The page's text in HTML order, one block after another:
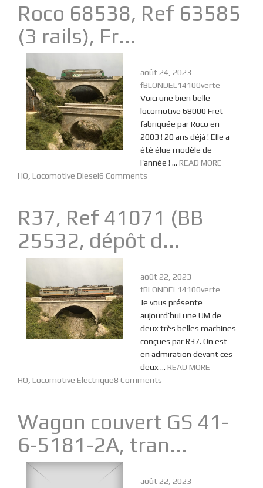
Roco 68538, Ref 63585
(3 rails), Fr...
août 24, 2023
fBLONDEL14100verte
Voici une bien belle
locomotive 68000 Fret
fabriquée par Roco en
2003 ! 20 ans déjà ! Elle a
été élue modèle de
l’année ! ... READ MORE
HO Locomotive Diesel6 Comments
R37, Ref 41071 (BB
25532, dépôt d...
août 22, 2023
fBLONDEL14100verte
Je vous présente
aujourd’hui une UM de
deux très belles machines
conçues par R37. On est
en admiration devant ces
deux ... READ MORE
HO Locomotive Electrique8 Comments
Wagon couvert GS 41-
6-5181-2A, tran...
août 22, 2023